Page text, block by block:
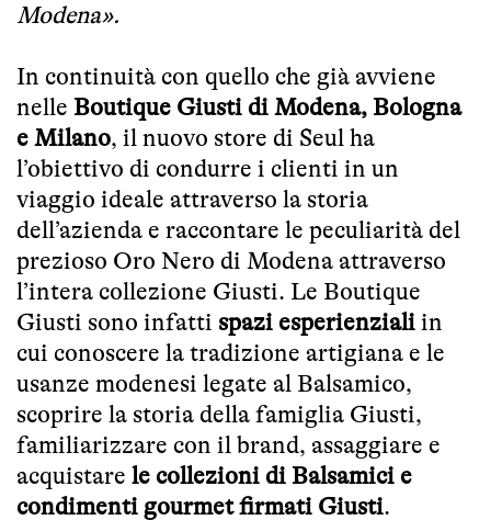
Modena».
In continuità con quello che già avviene
nelle Boutique Giusti di Modena, Bologna
e Milano, il nuovo store di Seul ha
l’obiettivo di condurre i clienti in un
viaggio ideale attraverso la storia
dell’azienda e raccontare le peculiarità del
prezioso Oro Nero di Modena attraverso
l’intera collezione Giusti. Le Boutique
Giusti sono infatti spazi esperienziali in
cui conoscere la tradizione artigiana e le
usanze modenesi legate al Balsamico,
scoprire la storia della famiglia Giusti,
familiarizzare con il brand, assaggiare e
acquistare le collezioni di Balsamici e
condimenti gourmet firmati Giusti.